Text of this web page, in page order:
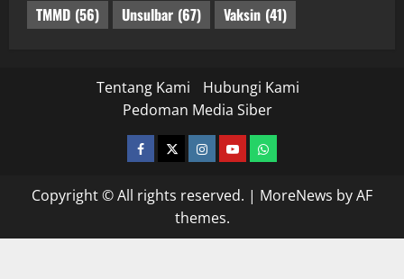
TMMD (56) Unsulbar (67) Vaksin (41)
Tentang Kami
Hubungi Kami
Pedoman Media Siber
facebooktwitterinstagram.com
youtubewhatsapp
Copyright © All rights reserved. | MoreNews by AF
themes.